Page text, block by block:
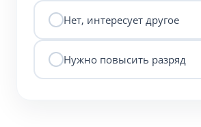
Нет, интересует другое
Нужно повысить разряд